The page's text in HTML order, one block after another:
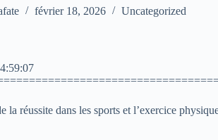
février 18, 2026 Uncategorized
la réussite dans les sports et l’exercice